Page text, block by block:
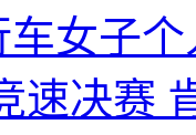
女子
速决赛